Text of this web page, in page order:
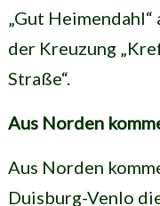
„Gut
der Kreuzung
Straße“.
Aus Norden
Aus Norden
Duisburg-Venlo